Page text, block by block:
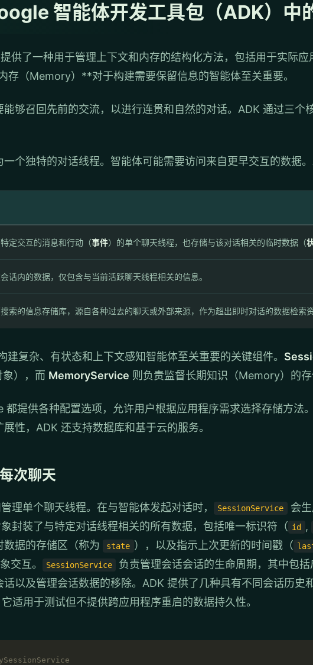
智能体开发工具包（ADK）中
供了一种用于管理上下文和内存的结构化方法，包括用于实际
存（Memory）**对于构建需要保留信息的智能体至关重要。
够召回先前的交流，以进行连贯和自然的对话。ADK 通过三个
个独特的对话线程。智能体可能需要访问来自更早交互的数据。
定交互的消息和行动（事件）的单个聊天线程，也存储与该对话相关的临时数据（
话内的数据，仅包含与当前活跃聊天线程相关的信息。
索的信息存储库，源自各种过去的聊天或外部来源，作为超出即时对话的数据检索资
复杂、有状态和上下文感知智能体至关重要的关键组件。
），而 MemoryService 则负责监督长期知识（Memory）的存
提供各种配置选项，允许用户根据应用程序需求选择存储方法
性，ADK 还支持数据库和基于云的服务。
次聊天
理单个聊天线程。在与智能体发起对话时， SessionService 会
封装了与特定对话线程相关的所有数据，包括唯一标识符（ id ,
据的存储区（称为
state ），以及指示上次更新的时间戳（
交互。 SessionService
负责管理会话会话的生命周期，其中包
以及管理会话数据的移除。ADK 提供了几种具有不同会话历史
它适用于测试但不提供跨应用程序重启的数据持久性。